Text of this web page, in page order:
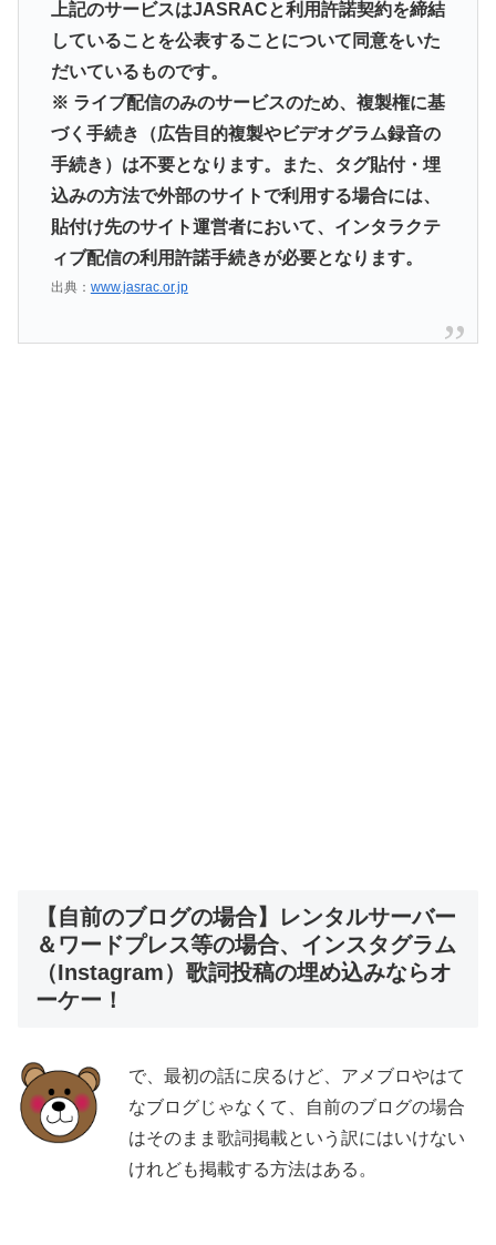
上記のサービスはJASRACと利用許諾契約を締結
していることを公表することについて同意をいた
だいているものです。
※ ライブ配信のみのサービスのため、複製権に基
づく手続き（広告目的複製やビデオグラム録音の
手続き）は不要となります。また、タグ貼付・埋
込みの方法で外部のサイトで利用する場合には、
貼付け先のサイト運営者において、インタラクテ
ィブ配信の利用許諾手続きが必要となります。
出典： www.jasrac.or.jp
【自前のブログの場合】レンタルサーバー
＆ワードプレス等の場合、インスタグラム
（Instagram）歌詞投稿の埋め込みならオ
ーケー！
で、最初の話に戻るけど、アメブロやはて
なブログじゃなくて、自前のブログの場合
はそのまま歌詞掲載という訳にはいけない
けれども掲載する方法はある。